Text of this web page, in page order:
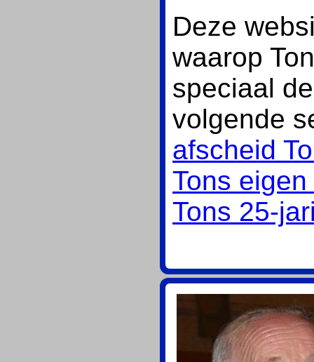
Deze
waarop
speciaal
volgende
afscheid
Tons
Tons 25-